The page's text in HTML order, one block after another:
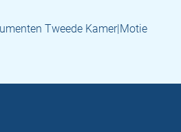
Tweede Kamer|Motie